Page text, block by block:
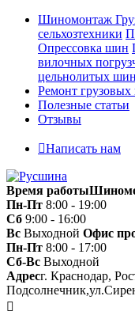
Шиномонтаж
сельхозтехники
Опрессовка шин
вилочных
цельнолитых
Ремонт
Полезные статьи
Отзывы
Написать нам
Время работы
Пн-Пт 8:00 - 19:00
Сб 9:00 - 16:00
Вс Выходной Офис
Пн-Пт 8:00 - 17:00
Сб-Вс Выходной
Адресг. Краснодар,